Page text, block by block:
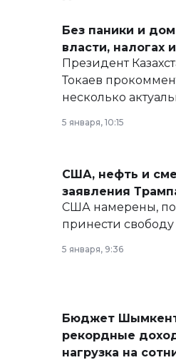
Без паники и
власти, налогах
Президент
Токаев
несколько
армии,
5 января, 10:15
США, нефть и
заявления
США намерены,
принести
5 января, 9:36
Бюджет
рекордные
нагрузка на